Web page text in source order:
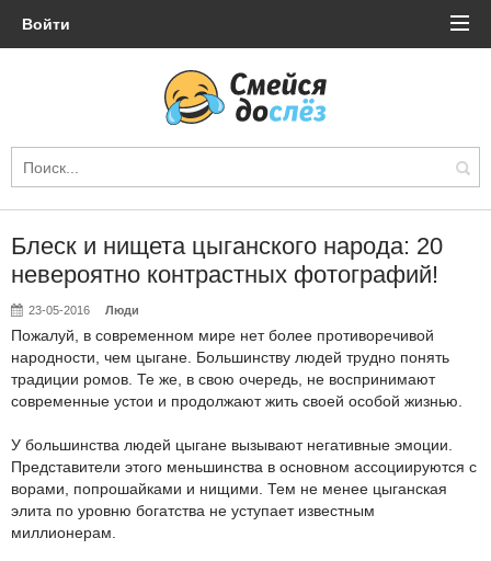
Войти
Блеск и нищета цыганского народа: 20
невероятно контрастных фотографий!
23-05-2016 Люди
Пожалуй, в современном мире нет более противоречивой
народности, чем цыгане. Большинству людей трудно понять
традиции ромов. Те же, в свою очередь, не воспринимают
современные устои и продолжают жить своей особой жизнью.
У большинства людей цыгане вызывают негативные эмоции.
Представители этого меньшинства в основном ассоциируются с
ворами, попрошайками и нищими. Тем не менее цыганская
элита по уровню богатства не уступает известным
миллионерам.